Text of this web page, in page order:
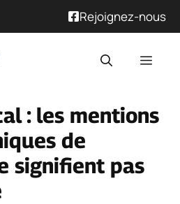
Rejoignez-nous
: les mentions
de
signifient pas